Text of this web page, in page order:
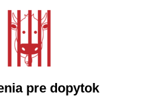
pre dopytok